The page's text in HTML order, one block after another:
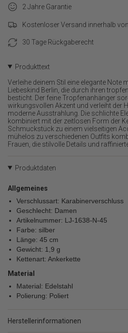
cart\">
quantity
</span>
Warenkorb",
"decrease"=>"Menge
für
{{
product
}}
verringern",
"multiples_of"=>"Schritte
von
{{
}}",
"minimum_of"=>"Minimum
{{
quantity
}}",
"maximum_of"=>"Maximum
von
{{
quantity
BERLIN
The
Drop
verringern
-
BERLIN
Halskette
The
Mini
2 Jahre Garantie
Kostenloser Versand innerhalb
30 Tage Rückgaberecht
Produkttext
Verleihe deinem Stil eine elegante Note
Liebeskind Berlin, die durch ihren
besticht. Der feine Tropfenanhänger
wirkungsvollen Akzent und verleiht der
moderne Ausstrahlung. Die schlichte
kombiniert mit der zeitlosen Form der
Schmuckstück zu einem vielseitigen
mühelos zu verschiedenen Outfits
Frauen, die stilvolle Details und
Produktdaten
Allgemeines
Verschlussart: Karabinerverschluss
Geschlecht: Damen
Artikelnummer: LJ-1638-N-45
Farbe: silber
Länge: 45 cm
Gewicht: 1,9 g
Kettenart: Ankerkette
Material
Material: Edelstahl
Polierung: Poliert
Herstellerinformationen